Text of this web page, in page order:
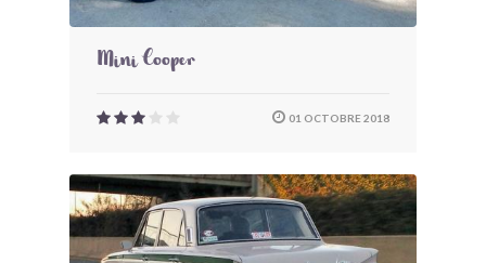
Mini Cooper
01 OCTOBRE 2018